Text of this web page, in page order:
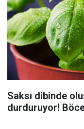
Saksı dibinde
durduruyor!